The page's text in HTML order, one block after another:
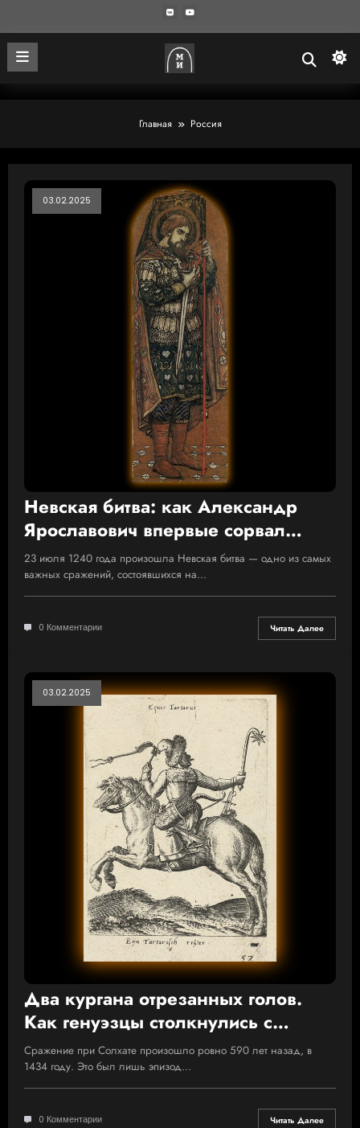
Главная Россия
03.02.2025
Невская битва: как Александр
Ярославович впервые сорвал
крестовый поход на Русь
23 июля 1240 года произошла Невская битва — одно из самых
важных сражений, состоявшихся на…
0 Комментарии Читать Далее
03.02.2025
Два кургана отрезанных голов.
Как генуэзцы столкнулись с
татарскими батырами
Сражение при Солхате произошло ровно 590 лет назад, в
1434 году. Это был лишь эпизод…
0 Комментарии Читать Далее